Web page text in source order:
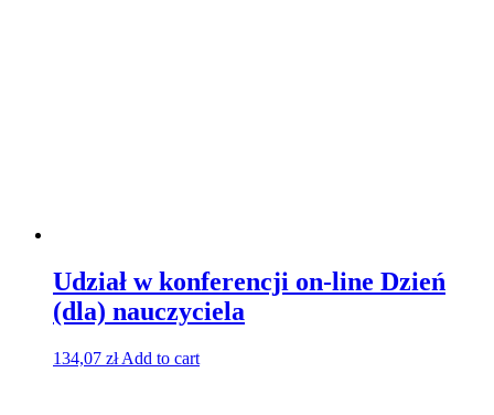
Udział w konferencji on-line Dzień
(dla) nauczyciela
134,07 zł Add to cart